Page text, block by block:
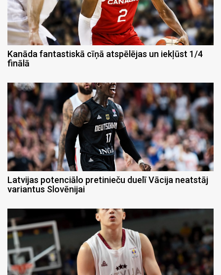
Kanāda fantastiskā cīņā atspēlējas un iekļūst 1/4
finālā
Latvijas potenciālo pretinieču duelī Vācija neatstāj
variantus Slovēnijai